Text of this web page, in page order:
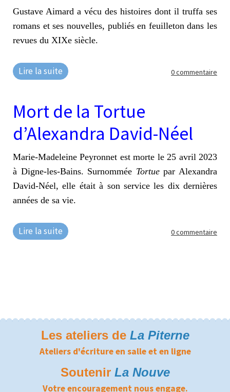
Gustave Aimard a vécu des histoires dont il truffa ses
romans et ses nouvelles, publiés en feuilleton dans les
revues du XIXe siècle.
Lire la suite 0 commentaire
Mort de la Tortue
d’Alexandra David-Néel
Marie-Madeleine Peyronnet est morte le 25 avril 2023
à Digne-les-Bains. Surnommée Tortuepar Alexandra
David-Néel, elle était à son service les dix dernières
années de sa vie.
Lire la suite 0 commentaire
Les ateliers de La Piterne
Ateliers d'écriture en salle et en ligne
Soutenir La Nouve
Votre encouragement nous engage.